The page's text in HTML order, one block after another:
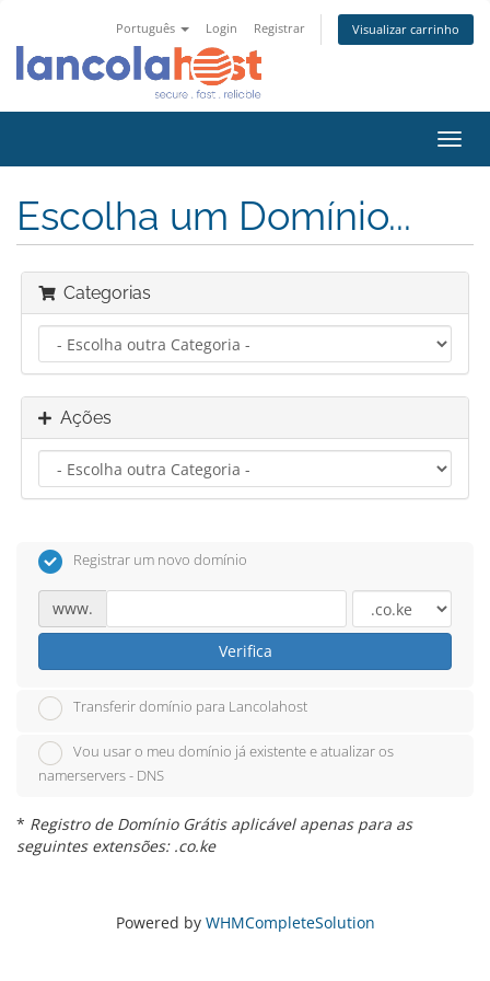
Português Login Registrar Visualizar carrinho
Escolha um Domínio...
Categorias
Ações
Registrar um novo domínio
www.
Verifica
Transferir domínio para Lancolahost
Vou usar o meu domínio já existente e atualizar os
namerservers - DNS
* Registro de Domínio Grátis aplicável apenas para as
seguintes extensões: .co.ke
Powered by WHMCompleteSolution